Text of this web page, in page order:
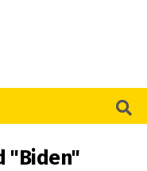
"Biden"